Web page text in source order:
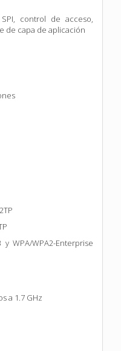
control de acceso,
de capa de aplicación
y WPA/WPA2-Enterprise
a 1.7 GHz